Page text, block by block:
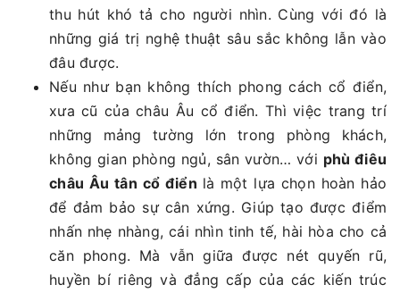
thu hút khó tả cho người nhìn. Cùng với đó là
những giá trị nghệ thuật sâu sắc không lẫn vào
đâu được.
Nếu như bạn không thích phong cách cổ điển,
xưa cũ của châu Âu cổ điển. Thì việc trang trí
những mảng tường lớn trong phòng khách,
không gian phòng ngủ, sân vườn… với phù điêu
châu Âu tân cổ điển là một lựa chọn hoàn hảo
để đảm bảo sự cân xứng. Giúp tạo được điểm
nhấn nhẹ nhàng, cái nhìn tinh tế, hài hòa cho cả
căn phong. Mà vẫn giữa được nét quyến rũ,
huyền bí riêng và đẳng cấp của các kiến trúc